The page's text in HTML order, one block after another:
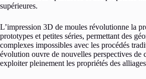
supérieures.
L’impression 3D de moules révolutionne la
prototypes et petites séries, permettant des
complexes impossibles avec les procédés
évolution ouvre de nouvelles perspectives de
exploiter pleinement les propriétés des